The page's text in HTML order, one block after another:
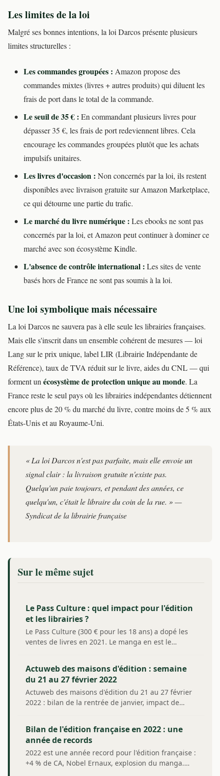
Les limites de la loi
Malgré ses bonnes intentions, la loi Darcos présente plusieurs
limites structurelles :
Les commandes groupées : Amazon propose des
commandes mixtes (livres + autres produits) qui diluent les
frais de port dans le total de la commande.
Le seuil de 35 € : En commandant plusieurs livres pour
dépasser 35 €, les frais de port redeviennent libres. Cela
encourage les commandes groupées plutôt que les achats
impulsifs unitaires.
Les livres d'occasion : Non concernés par la loi, ils restent
disponibles avec livraison gratuite sur Amazon Marketplace,
ce qui détourne une partie du trafic.
Le marché du livre numérique : Les ebooks ne sont pas
concernés par la loi, et Amazon peut continuer à dominer ce
marché avec son écosystème Kindle.
L'absence de contrôle international : Les sites de vente
basés hors de France ne sont pas soumis à la loi.
Une loi symbolique mais nécessaire
La loi Darcos ne sauvera pas à elle seule les librairies françaises.
Mais elle s'inscrit dans un ensemble cohérent de mesures — loi
Lang sur le prix unique, label LIR (Librairie Indépendante de
Référence), taux de TVA réduit sur le livre, aides du CNL — qui
forment unécosystème de protection unique au monde. La
France reste le seul pays où les librairies indépendantes détiennent
encore plus de 20 % du marché du livre, contre moins de 5 % aux
États-Unis et au Royaume-Uni.
« La loi Darcos n'est pas parfaite, mais elle envoie un
signal clair : la livraison gratuite n'existe pas.
Quelqu'un paie toujours, et pendant des années, ce
quelqu'un, c'était le libraire du coin de la rue. » —
Syndicat de la librairie française
Sur le même sujet
Le Pass Culture : quel impact pour l'édition
et les librairies ?
Le Pass Culture (300 € pour les 18 ans) a dopé les
ventes de livres en 2021. Le manga en est le…
Actuweb des maisons d'édition : semaine
du 21 au 27 février 2022
Actuweb des maisons d'édition du 21 au 27 février
2022 : bilan de la rentrée de janvier, impact de…
Bilan de l'édition française en 2022 : une
année de records
2022 est une année record pour l'édition française :
+4 % de CA, Nobel Ernaux, explosion du manga.…